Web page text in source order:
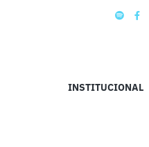
INSTITUCIONAL